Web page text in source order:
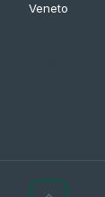
Veneto